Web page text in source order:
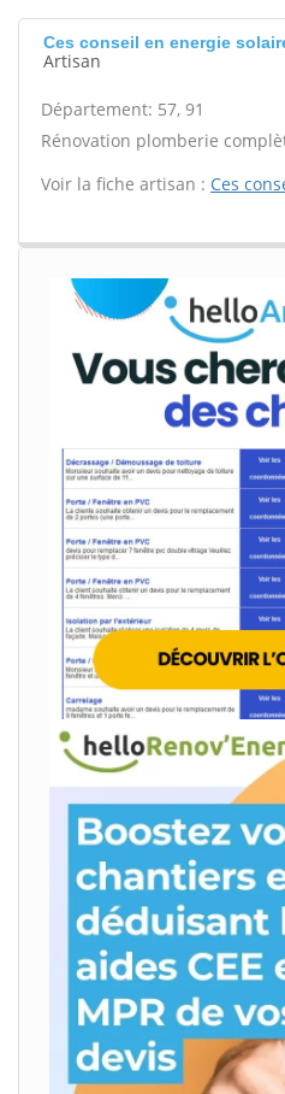
Ces conseil en energie
Artisan
Département: 57, 91
Rénovation plomberie
Voir la fiche artisan : Ces